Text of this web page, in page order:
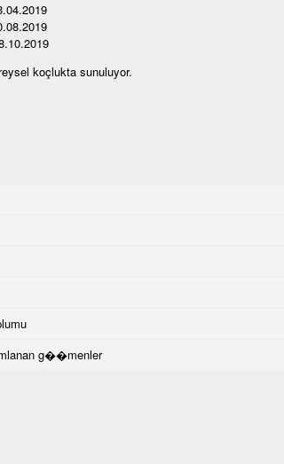
koçlukta sunuluyor.
g��menler